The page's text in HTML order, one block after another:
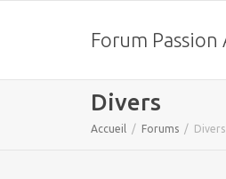
Forum Passion
Divers
Accueil Forums Divers